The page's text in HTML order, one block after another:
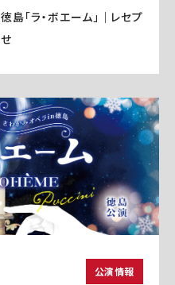
島「ラ・ボエーム」｜レセプ
公演情報